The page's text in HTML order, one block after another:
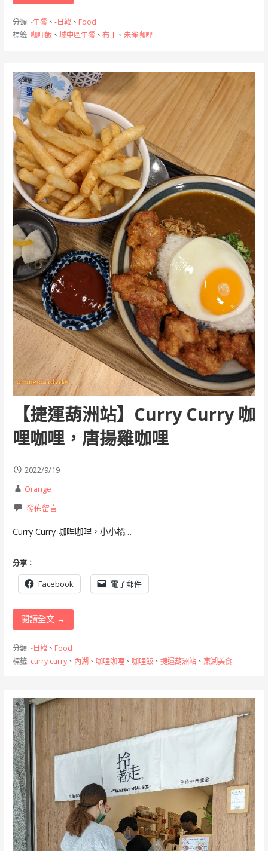
分類: -午餐、 -日韓、 Food
標籤: 咖哩飯、 城中區午餐、 布丁、 朱雀咖哩
【捷運葫洲站】Curry Curry 咖
哩咖哩，唐揚雞咖哩
2022/9/19
Orange
發佈留言
Curry Curry 咖哩咖哩，小小橘…
分享：
Facebook 電子郵件
閱讀全文 →
分類: -日韓、 Food
標籤: curry curry、 內湖 、 咖哩咖哩、 咖哩飯、 捷運葫洲站、 東湖美食